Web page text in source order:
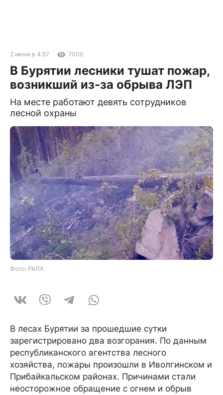
2 июня в 4:57 7000
В Бурятии лесники тушат пожар,
возникший из-за обрыва ЛЭП
На месте работают девять сотрудников
лесной охраны
Фото: РАЛХ
В лесах Бурятии за прошедшие сутки
зарегистрировано два возгорания. По данным
республиканского агентства лесного
хозяйства, пожары произошли в Иволгинском и
Прибайкальском районах. Причинами стали
неосторожное обращение с огнем и обрыв